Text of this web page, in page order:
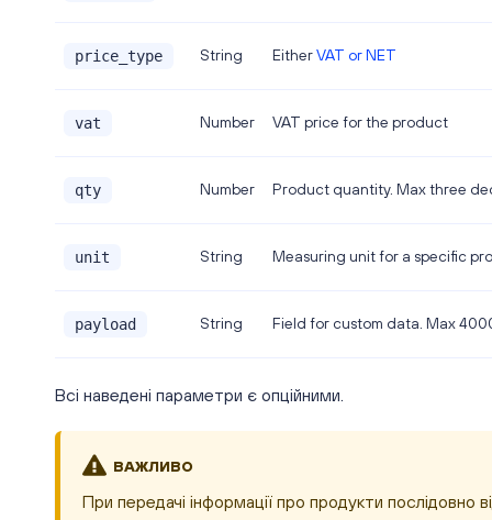
price_type String EitherVAT or NET
vat Number VAT price for the product
qty Number Product quantity. Max three
unit String Measuring unit for a specific
payload String Field for custom data. Max
Всі наведені параметри є опційними.
ВАЖЛИВО
При передачі інформації про продукти послідовно